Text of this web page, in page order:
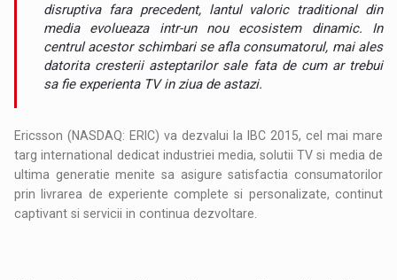
disruptiva fara precedent, lantul valoric traditional din
media evolueaza intr-un nou ecosistem dinamic. In
centrul acestor schimbari se afla consumatorul, mai ales
datorita cresterii asteptarilor sale fata de cum ar trebui
sa fie experienta TV in ziua de astazi.
Ericsson (NASDAQ: ERIC) va dezvalui la IBC 2015, cel mai mare
targ international dedicat industriei media, solutii TV si media de
ultima generatie menite sa asigure satisfactia consumatorilor
prin livrarea de experiente complete si personalizate, continut
captivant si servicii in continua dezvoltare.